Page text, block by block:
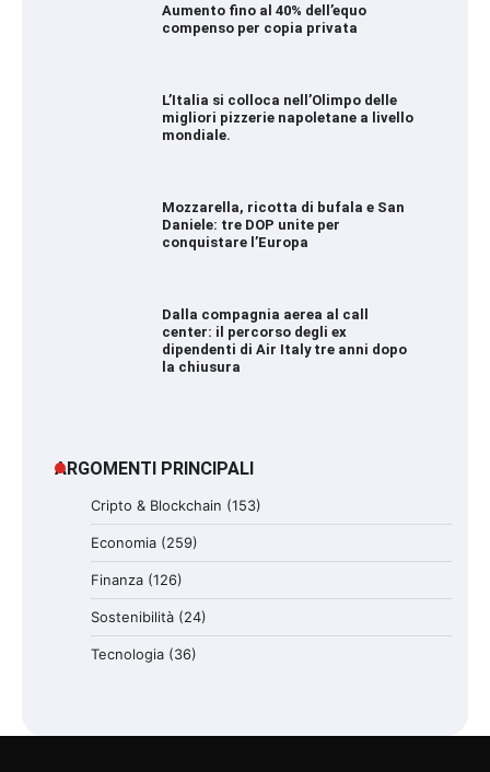
Aumento fino al 40% dell’equo
compenso per copia privata
L’Italia si colloca nell’Olimpo delle
migliori pizzerie napoletane a livello
mondiale.
Mozzarella, ricotta di bufala e San
Daniele: tre DOP unite per
conquistare l’Europa
Dalla compagnia aerea al call
center: il percorso degli ex
dipendenti di Air Italy tre anni dopo
la chiusura
ARGOMENTI PRINCIPALI
Cripto & Blockchain (153)
Economia (259)
Finanza (126)
Sostenibilità (24)
Tecnologia (36)